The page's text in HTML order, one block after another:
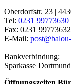
Oberdorfstr. 23 |
Tel: 0231 99773630
Fax: 0231
E-Mail:
Bankverbindung:
Sparkasse Dortmund